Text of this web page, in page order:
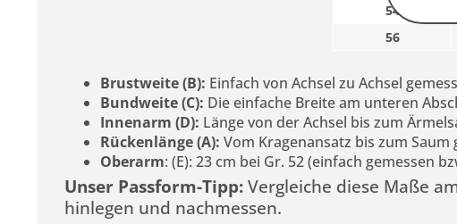
54
56
Brustweite (B): Einfach von Achsel zu Achsel
Bundweite (C): Die einfache Breite am unteren
Innenarm (D): Länge von der Achsel bis zum
Rückenlänge (A): Vom Kragenansatz bis zum Saum
Oberarm: (E): 23 cm bei Gr. 52 (einfach gemessen
Unser Passform-Tipp:Vergleiche diese Maße
hinlegen und nachmessen.